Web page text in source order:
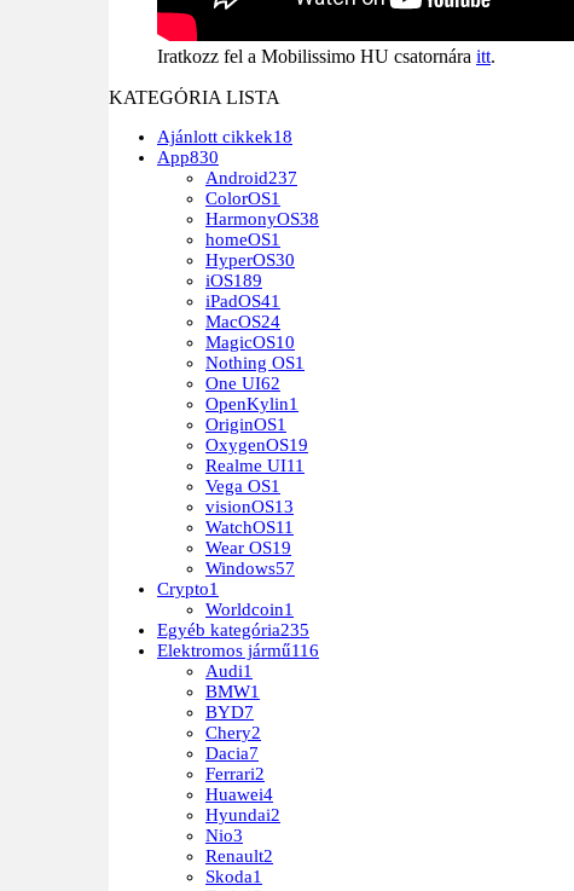
Iratkozz fel a Mobilissimo HU csatornára itt.
KATEGÓRIA LISTA
Ajánlott cikkek18
App830
Android237
ColorOS1
HarmonyOS38
homeOS1
HyperOS30
iOS189
iPadOS41
MacOS24
MagicOS10
Nothing OS1
One UI62
OpenKylin1
OriginOS1
OxygenOS19
Realme UI11
Vega OS1
visionOS13
WatchOS11
Wear OS19
Windows57
Crypto1
Worldcoin1
Egyéb kategória235
Elektromos jármű116
Audi1
BMW1
BYD7
Chery2
Dacia7
Ferrari2
Huawei4
Hyundai2
Nio3
Renault2
Skoda1